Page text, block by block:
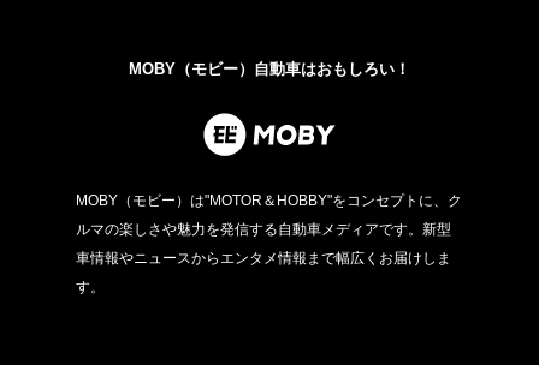
MOBY（モビー）自動車はおもしろい！
MOBY（モビー）は"MOTOR＆HOBBY"をコンセプトに、ク
ルマの楽しさや魅力を発信する自動車メディアです。新型
車情報やニュースからエンタメ情報まで幅広くお届けしま
す。